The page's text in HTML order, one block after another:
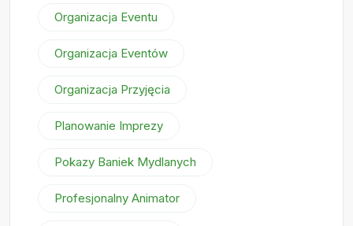
Organizacja Eventu
Organizacja Eventów
Organizacja Przyjęcia
Planowanie Imprezy
Pokazy Baniek Mydlanych
Profesjonalny Animator